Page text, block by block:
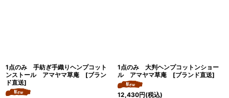
1点のみ 手紡ぎ手織りヘンプコット
ンストール アマヤマ草庵 [ブラン
ド直送]
1点のみ 大判ヘンプコットンショー
ル アマヤマ草庵 [ブランド直送]
12,430円(税込)